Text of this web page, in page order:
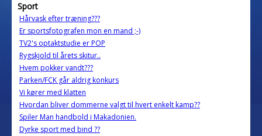
Sport
Hårvask efter træning???
Er sportsfotografen mon en mand ;-)
TV2's optaktstudie er POP
Rygskjold til årets skitur..
Hvem pokker vandt???
Parken/FCK går aldrig konkurs
Vi kører med klatten
Hvordan bliver dommerne valgt til hvert enkelt kamp??
Spiler Man handbold i Makadonien.
Dyrke sport med bind ??